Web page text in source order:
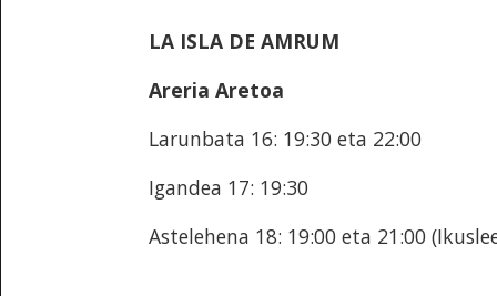
LA ISLA DE AMRUM
Areria Aretoa
Larunbata 16: 19:30 eta 22:00
Igandea 17: 19:30
Astelehena 18: 19:00 eta 21:00